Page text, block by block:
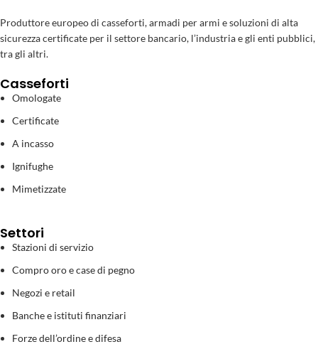
Produttore europeo di casseforti, armadi per armi e soluzioni di alta
sicurezza certificate per il settore bancario, l’industria e gli enti pubblici,
tra gli altri.
Casseforti
Omologate
Certificate
A incasso
Ignifughe
Mimetizzate
Settori
Stazioni di servizio
Compro oro e case di pegno
Negozi e retail
Banche e istituti finanziari
Forze dell’ordine e difesa